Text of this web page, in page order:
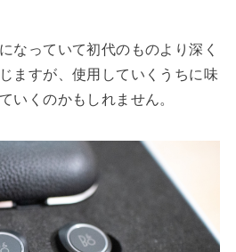
なっていて初代のものより深く
ますが、使用していくうちに味
いくのかもしれません。